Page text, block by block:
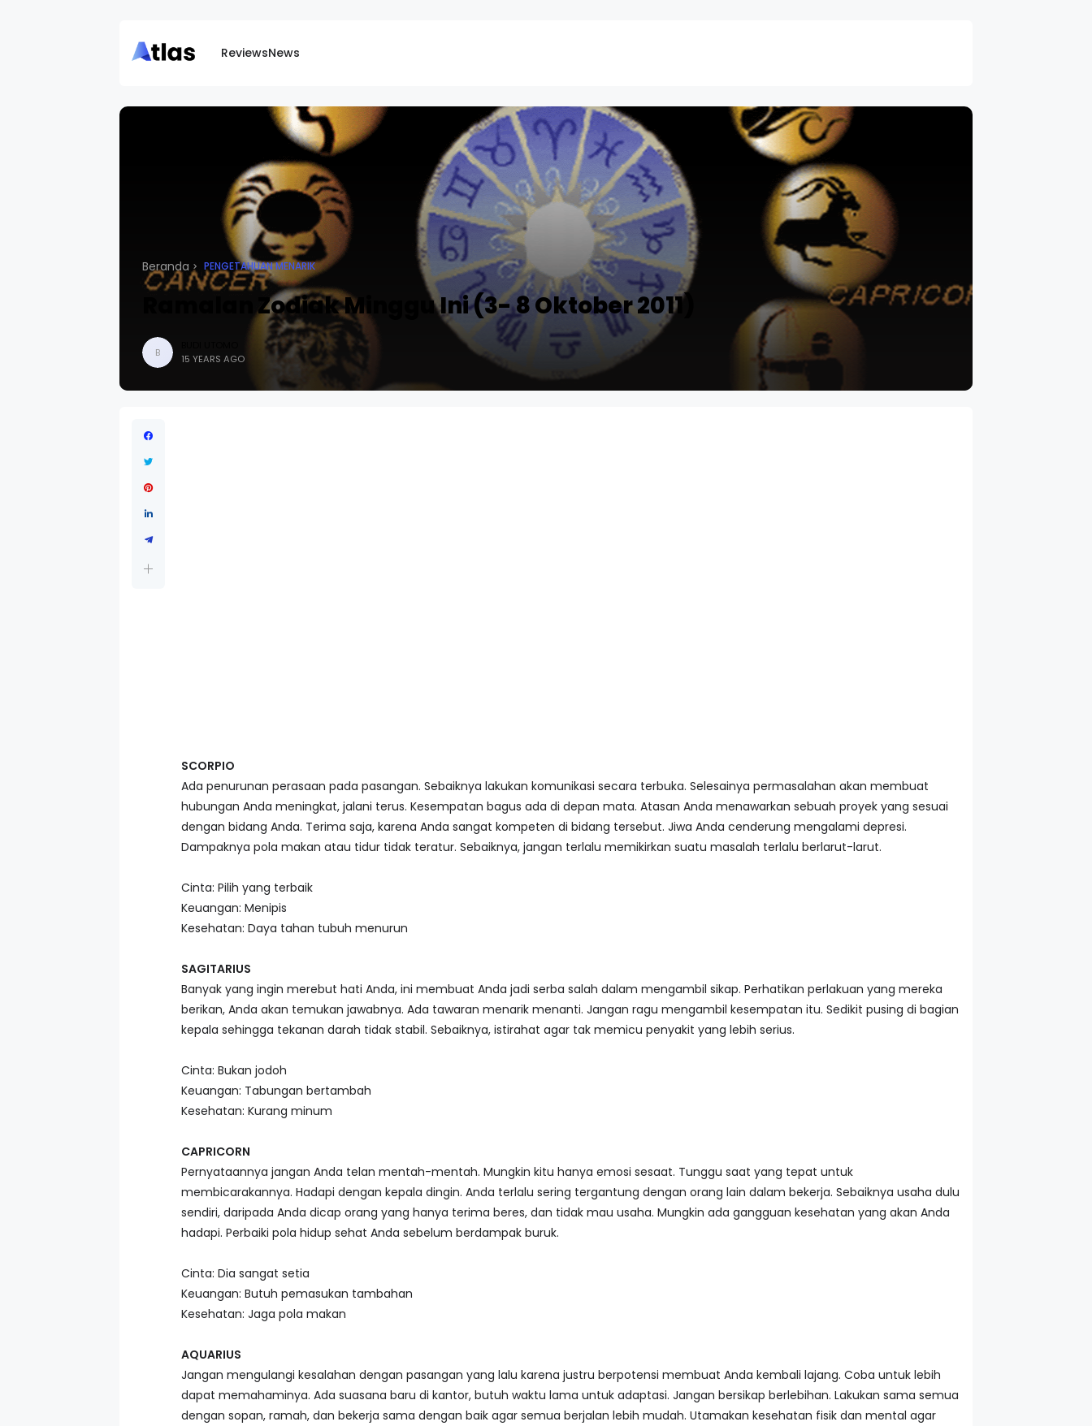
ReviewsNews
Beranda PENGETAHUAN MENARIK
Ramalan Zodiak Minggu Ini (3- 8 Oktober 2011)
B
15 YEARS AGO
SCORPIO
Ada penurunan perasaan pada pasangan. Sebaiknya lakukan komunikasi secara terbuka. Selesainya permasalahan akan membuat
hubungan Anda meningkat, jalani terus. Kesempatan bagus ada di depan mata. Atasan Anda menawarkan sebuah proyek yang sesuai
dengan bidang Anda. Terima saja, karena Anda sangat kompeten di bidang tersebut. Jiwa Anda cenderung mengalami depresi.
Dampaknya pola makan atau tidur tidak teratur. Sebaiknya, jangan terlalu memikirkan suatu masalah terlalu berlarut-larut.
Cinta: Pilih yang terbaik
Keuangan: Menipis
Kesehatan: Daya tahan tubuh menurun
SAGITARIUS
Banyak yang ingin merebut hati Anda, ini membuat Anda jadi serba salah dalam mengambil sikap. Perhatikan perlakuan yang mereka
berikan, Anda akan temukan jawabnya. Ada tawaran menarik menanti. Jangan ragu mengambil kesempatan itu. Sedikit pusing di bagian
kepala sehingga tekanan darah tidak stabil. Sebaiknya, istirahat agar tak memicu penyakit yang lebih serius.
Cinta: Bukan jodoh
Keuangan: Tabungan bertambah
Kesehatan: Kurang minum
CAPRICORN
Pernyataannya jangan Anda telan mentah-mentah. Mungkin kitu hanya emosi sesaat. Tunggu saat yang tepat untuk
membicarakannya. Hadapi dengan kepala dingin. Anda terlalu sering tergantung dengan orang lain dalam bekerja. Sebaiknya usaha dulu
sendiri, daripada Anda dicap orang yang hanya terima beres, dan tidak mau usaha. Mungkin ada gangguan kesehatan yang akan Anda
hadapi. Perbaiki pola hidup sehat Anda sebelum berdampak buruk.
Cinta: Dia sangat setia
Keuangan: Butuh pemasukan tambahan
Kesehatan: Jaga pola makan
AQUARIUS
Jangan mengulangi kesalahan dengan pasangan yang lalu karena justru berpotensi membuat Anda kembali lajang. Coba untuk lebih
dapat memahaminya. Ada suasana baru di kantor, butuh waktu lama untuk adaptasi. Jangan bersikap berlebihan. Lakukan sama semua
dengan sopan, ramah, dan bekerja sama dengan baik agar semua berjalan lebih mudah. Utamakan kesehatan fisik dan mental agar